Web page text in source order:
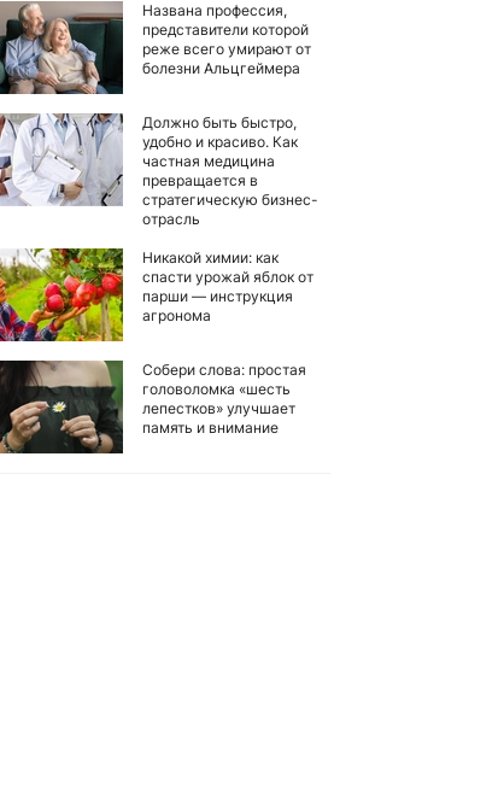
Названа профессия,
представители которой
реже всего умирают от
болезни Альцгеймера
Должно быть быстро,
удобно и красиво. Как
частная медицина
превращается в
стратегическую бизнес-
отрасль
Никакой химии: как
спасти урожай яблок от
парши — инструкция
агронома
Собери слова: простая
головоломка «шесть
лепестков» улучшает
память и внимание